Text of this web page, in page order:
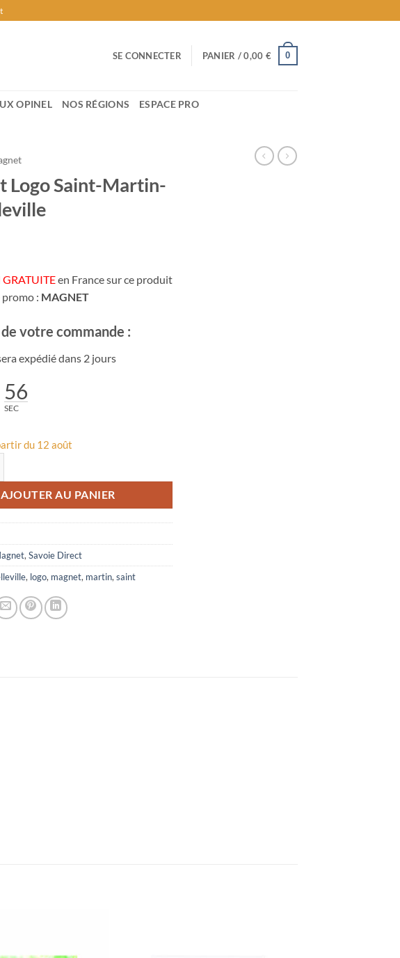
SE CONNECTER PANIER /0,00 € 0
OPINEL NOS RÉGIONS ESPACE PRO
Logo Saint-Martin-
en France sur ce produit
promo : MAGNET
votre commande :
expédié dans 2 jours
55
SEC
du 12 août
AJOUTER AU PANIER
,Savoie Direct
, logo, magnet, martin,saint